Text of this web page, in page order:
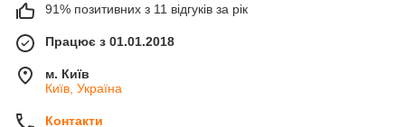
91% позитивних з 11 відгуків за рік
Працює з 01.01.2018
м. Київ
Київ, Україна
Контакти